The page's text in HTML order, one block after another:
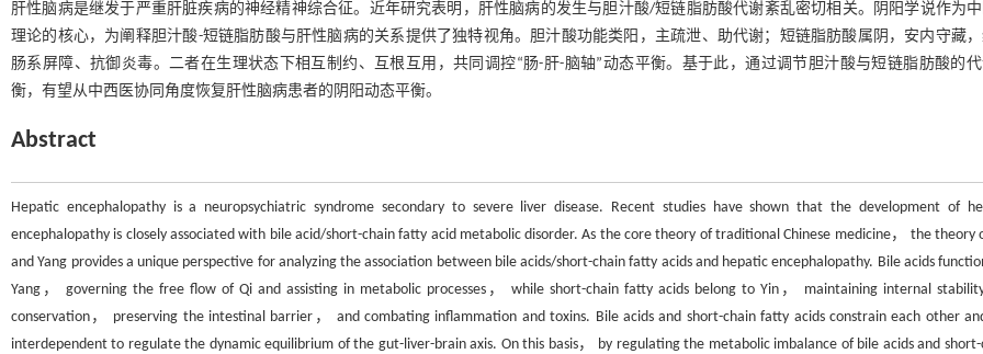
肝性脑病是继发于严重肝脏疾病的神经精神综合征。近年研究表明，肝性脑病的发生与胆汁酸/短链脂肪酸代谢紊乱密切相关。阴阳学说作为
理论的核心，为阐释胆汁酸-短链脂肪酸与肝性脑病的关系提供了独特视角。胆汁酸功能类阳，主疏泄、助代谢；短链脂肪酸属阴，安内守藏
肠系屏障、抗御炎毒。二者在生理状态下相互制约、互根互用，共同调控“肠-肝-脑轴”动态平衡。基于此，通过调节胆汁酸与短链脂肪酸的
衡，有望从中西医协同角度恢复肝性脑病患者的阴阳动态平衡。
Abstract
Hepatic encephalopathy is a neuropsychiatric syndrome secondary to severe liver disease. Recent studies have shown that the development of
encephalopathy is closely associated with bile acid/short-chain fatty acid metabolic disorder. As the core theory of traditional Chinese medicine， the theory
and Yang provides a unique perspective for analyzing the association between bile acids/short-chain fatty acids and hepatic encephalopathy. Bile acids
Yang， governing the free flow of Qi and assisting in metabolic processes， while short-chain fatty acids belong to Yin， maintaining internal
conservation， preserving the intestinal barrier， and combating inflammation and toxins. Bile acids and short-chain fatty acids constrain each other
interdependent to regulate the dynamic equilibrium of the gut-liver-brain axis. On this basis， by regulating the metabolic imbalance of bile acids and short-